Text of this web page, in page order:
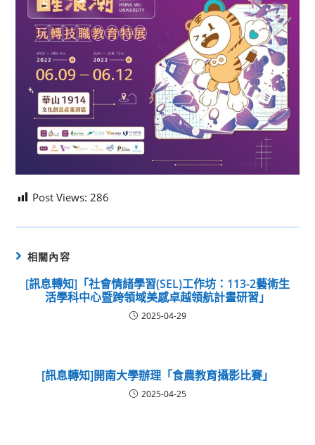
Post Views: 286
相關內容
[訊息轉知]「社會情緒學習(SEL)工作坊：113-2藝術生
活學科中心暨跨領域美感卓越領航計畫研習」
2025-04-29
[訊息轉知]開南大學辦理「食農教育攝影比賽」
2025-04-25